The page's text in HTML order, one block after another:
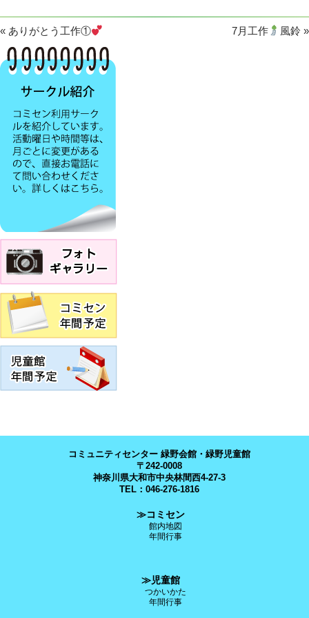
« ありがとう工作① 7月工作 風鈴 »
コミュニティセンター 緑野会館・緑野児童館
〒242-0008
神奈川県大和市中央林間西4-27-3
TEL：046-276-1816
≫コミセン
館内地図
年間行事
≫児童館
つかいかた
年間行事